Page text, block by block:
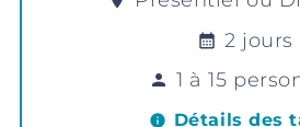
calendar_month 2 jours
person 1 à 15
info Détails des